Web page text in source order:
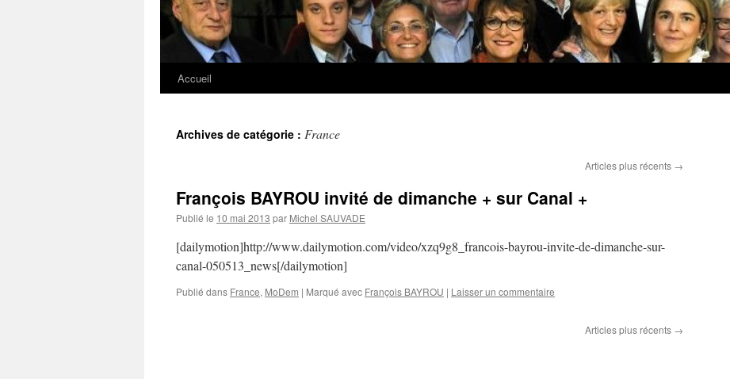
Aller
contenu
Accueil
Archives de catégorie : France
Articles plus récents →
François BAYROU invité de dimanche + sur Canal +
Publié le 10 mai 2013 par Michel SAUVADE
[dailymotion]http://www.dailymotion.com/video/xzq9g8_francois-bayrou-invite-de-dimanche-sur-
canal-050513_news[/dailymotion]
Publié dans France, MoDem | Marqué avec François BAYROU | Laisser un commentaire
Articles plus récents →